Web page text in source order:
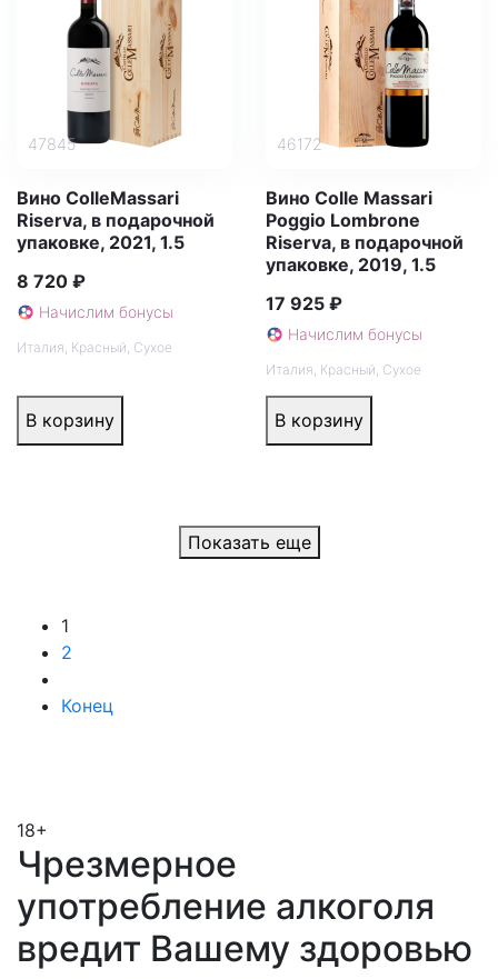
47845
Вино ColleMassari
Riserva, в подарочной
упаковке, 2021, 1.5
8 720 ₽
Начислим бонусы
Италия Красный Сухое
В корзину
46172
Вино Colle Massari
Poggio Lombrone
Riserva, в подарочной
упаковке, 2019, 1.5
17 925 ₽
Начислим бонусы
Италия Красный Сухое
В корзину
Показать еще
1
2
Конец
18+
Чрезмерное
употребление алкоголя
вредит Вашему здоровью